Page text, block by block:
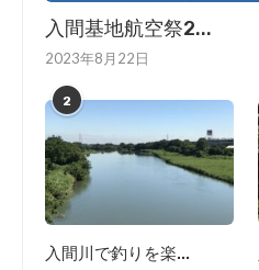
入間基地航空祭2...
2023年8月22日
2
入間川で釣りを楽...